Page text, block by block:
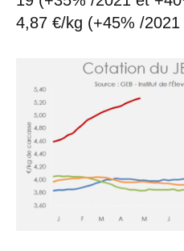
4,87 €/kg (+45% /